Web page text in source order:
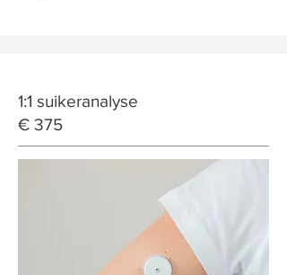
1:1 suikeranalyse
€ 375